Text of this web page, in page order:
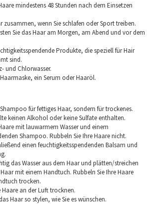
mindestens 48 Stunden nach dem Einsetzen
zusammen, wenn Sie schlafen oder Sport treiben.
Sie das Haar am Morgen, am Abend und vor dem
Produkte, die speziell für Hair
sind.
und Chlorwasser.
ein Serum oder Haaröl.
für fettiges Haar, sondern für trockenes.
keinen Alkohol oder keine Sulfate enthalten.
mit lauwarmem Wasser und einem
Shampoo. Rubbeln Sie Ihre Haare nicht.
einen feuchtigkeitsspendenden Balsam und
das Wasser aus dem Haar und plätten/streichen
mit einem Handtuch. Rubbeln Sie Ihre Haare
trocken.
Haare an der Luft trocknen.
Haar so stylen, wie Sie es wünschen.